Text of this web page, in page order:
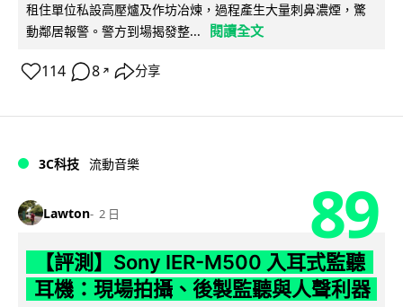
租住單位私設高壓爐及作坊冶煉，過程產生大量刺鼻濃煙，驚
動鄰居報警。警方到場揭發整...
閱讀全文
114 8 ↗ 分享
3C科技 流動音樂
Lawton 2 日 89
【評測】Sony IER-M500 入耳式監聽
耳機：現場拍攝、後製監聽與人聲利器